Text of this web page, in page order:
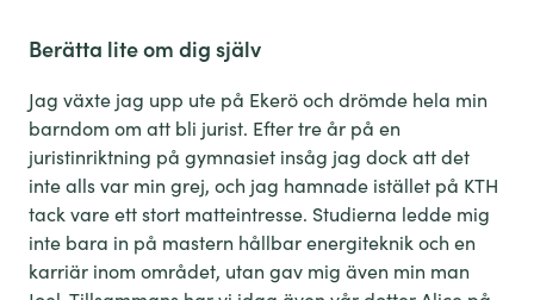
Berätta lite om dig själv
Jag växte jag upp ute på Ekerö och drömde hela min
barndom om att bli jurist. Efter tre år på en
juristinriktning på gymnasiet insåg jag dock att det
inte alls var min grej, och jag hamnade istället på KTH
tack vare ett stort matteintresse. Studierna ledde mig
inte bara in på mastern hållbar energiteknik och en
karriär inom området, utan gav mig även min man